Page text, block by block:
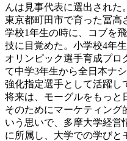
んは見事代表に選出された。
東京都町田市で育った冨高
学校1年生の時に、コブを
技に目覚めた。小学校4年
オリンピック選手育成プロ
て中学3年生から全日本ナ
強化指定選手として活躍し
将来は、モーグルをもっと
そのためにマーケティング
いう思いで、多摩大学経営
に所属し、大学での学びと